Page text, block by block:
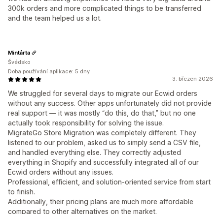
300k orders and more complicated things to be transferred
and the team helped us a lot.
3. březen 2026
We struggled for several days to migrate our Ecwid orders
without any success. Other apps unfortunately did not provide
real support — it was mostly “do this, do that,” but no one
actually took responsibility for solving the issue.
MigrateGo Store Migration was completely different. They
listened to our problem, asked us to simply send a CSV file,
and handled everything else. They correctly adjusted
everything in Shopify and successfully integrated all of our
Ecwid orders without any issues.
Professional, efficient, and solution-oriented service from start
to finish.
Additionally, their pricing plans are much more affordable
compared to other alternatives on the market.
Mintårta
Švédsko
Doba používání aplikace: 5 dny